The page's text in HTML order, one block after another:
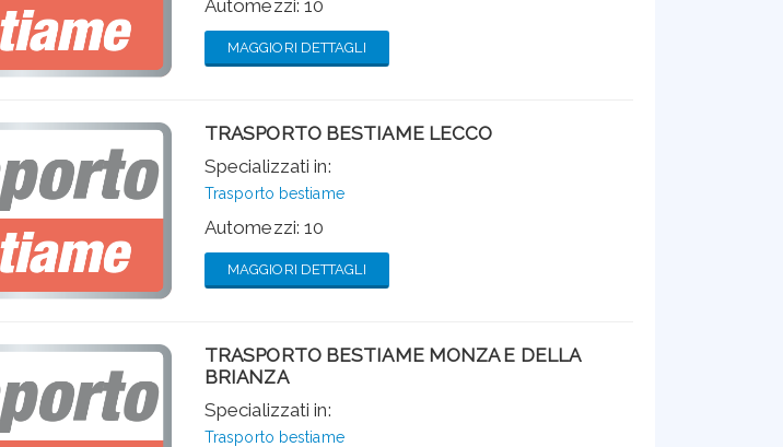
Automezzi: 10
MAGGIORI DETTAGLI
TRASPORTO BESTIAME LECCO
Specializzati in:
Trasporto bestiame
Automezzi: 10
MAGGIORI DETTAGLI
TRASPORTO BESTIAME MONZA E DELLA
BRIANZA
Specializzati in:
Trasporto bestiame